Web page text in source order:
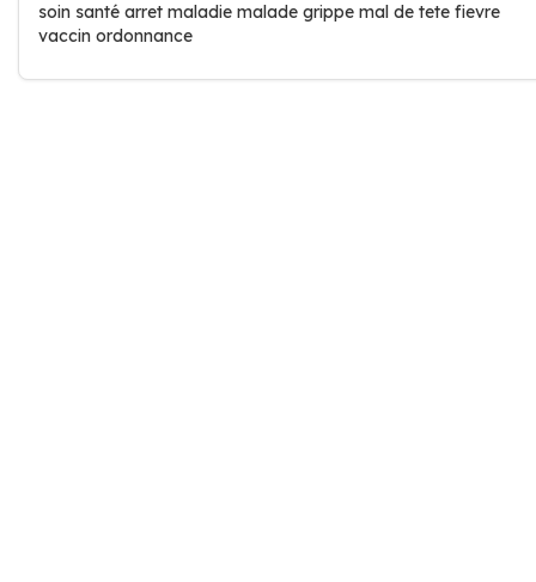
soin santé arret maladie malade grippe mal de tete fievre
vaccin ordonnance